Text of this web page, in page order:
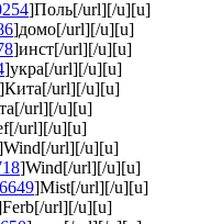
]Поль[/url][/u][u]
]домо[/url][/u][u]
]инст[/url][/u][u]
]укра[/url][/u][u]
]Кита[/url][/u][u]
url][/u][u]
url][/u][u]
url][/u][u]
]Wind[/url][/u][u]
]Mist[/url][/u][u]
url][/u][u]